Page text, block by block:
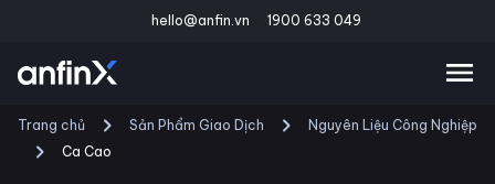
hello@anfin.vn 1900 633 049
Trang chủ Sản Phẩm Giao Dịch
Nguyên Liệu Công Nghiệp
Ca Cao